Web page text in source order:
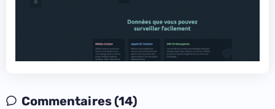
Commentaires (14)